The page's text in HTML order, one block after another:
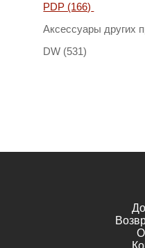
PDP (166)
Аксессуары других
DW (531)